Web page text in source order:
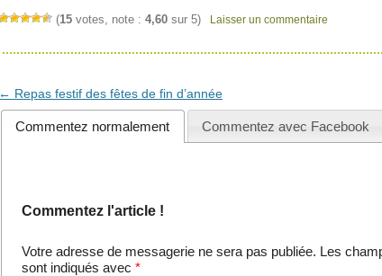
(15 votes, note : 4,60 sur 5) Laisser un commentaire
Navigation
des
← Repas festif des fêtes de fin d’année
Commentez normalement Commentez avec Facebook
Commentez l'article !
Votre adresse de messagerie ne sera pas publiée. Les
sont indiqués avec *